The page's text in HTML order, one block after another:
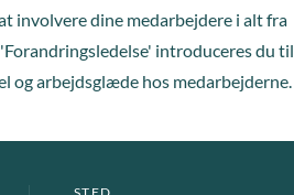
involvere dine medarbejdere i alt fra
introduceres du til
og arbejdsglæde hos medarbejderne.